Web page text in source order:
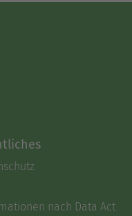
nach Data Act